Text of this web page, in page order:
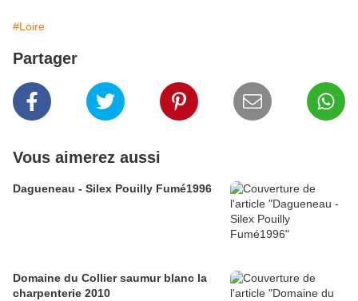
#Loire
Partager
Vous aimerez aussi
Dagueneau - Silex Pouilly Fumé1996
Domaine du Collier saumur blanc la
charpenterie 2010